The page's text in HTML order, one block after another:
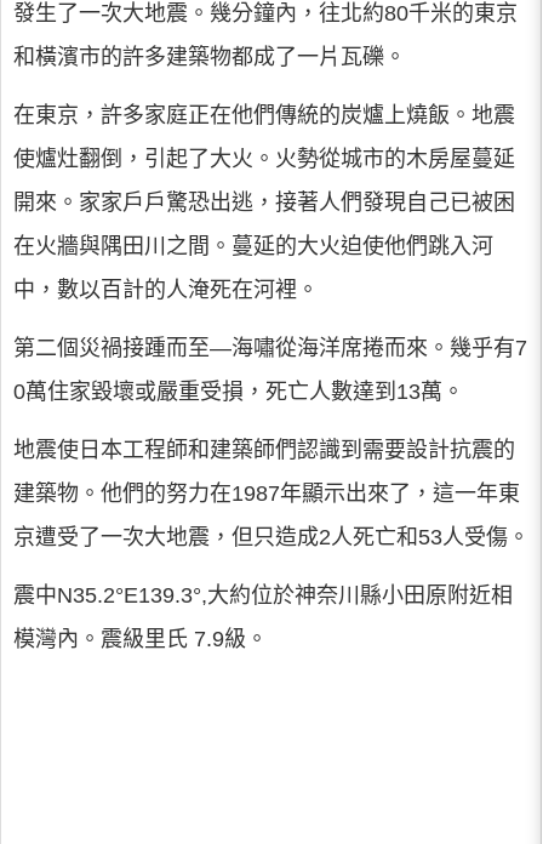
發生了一次大地震。幾分鐘內，往北約80千米的東京
和橫濱市的許多建築物都成了一片瓦礫。
在東京，許多家庭正在他們傳統的炭爐上燒飯。地震
使爐灶翻倒，引起了大火。火勢從城市的木房屋蔓延
開來。家家戶戶驚恐出逃，接著人們發現自己已被困
在火牆與隅田川之間。蔓延的大火迫使他們跳入河
中，數以百計的人淹死在河裡。
第二個災禍接踵而至—海嘯從海洋席捲而來。幾乎有7
0萬住家毀壞或嚴重受損，死亡人數達到13萬。
地震使日本工程師和建築師們認識到需要設計抗震的
建築物。他們的努力在1987年顯示出來了，這一年東
京遭受了一次大地震，但只造成2人死亡和53人受傷。
震中N35.2°E139.3°,大約位於神奈川縣小田原附近相
模灣內。震級里氏 7.9級。